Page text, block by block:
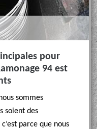
pour
94 est
sommes
soient des
parce que nous